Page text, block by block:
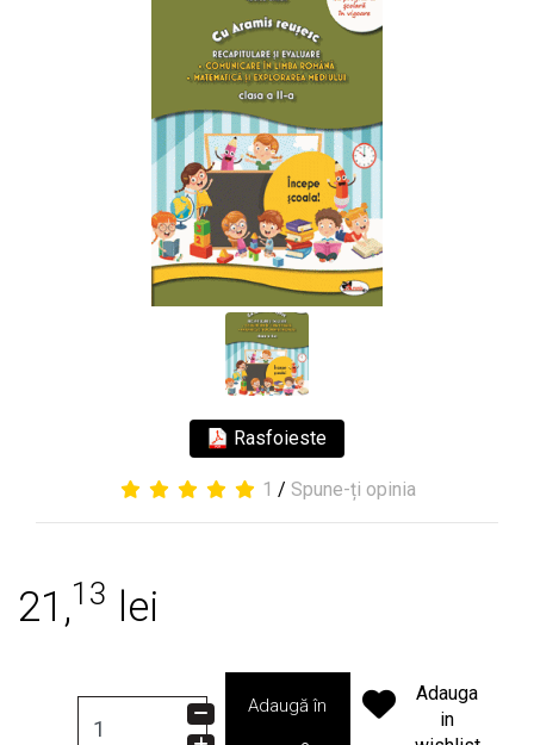
Rasfoieste
1 / Spune-ți opinia
21,13 lei
Adaugă în
Adauga
in